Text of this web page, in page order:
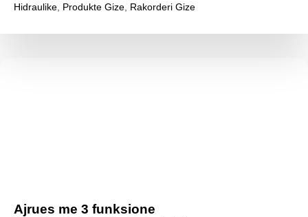
Hidraulike Produkte Gize Rakorderi Gize
Ajrues me 3 funksione